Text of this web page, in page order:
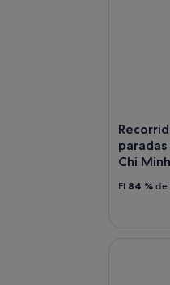
Chi
El 84 % de